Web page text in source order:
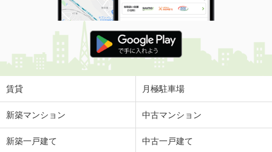
賃貸 月極駐車場
新築マンション 中古マンション
新築一戸建て 中古一戸建て